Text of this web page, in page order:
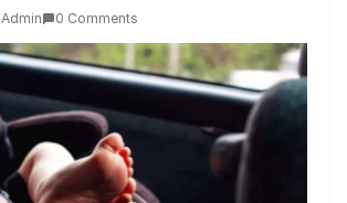
Admin 0 Comments